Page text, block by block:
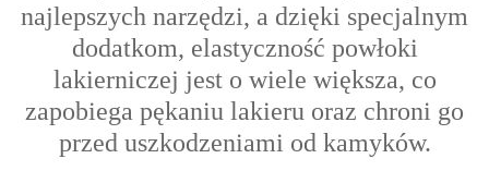
najlepszych narzędzi, a dzięki specjalnym
dodatkom, elastyczność powłoki
lakierniczej jest o wiele większa, co
zapobiega pękaniu lakieru oraz chroni go
przed uszkodzeniami od kamyków.